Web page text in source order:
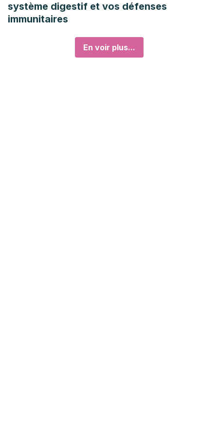
système digestif et vos défenses
immunitaires
En voir plus...